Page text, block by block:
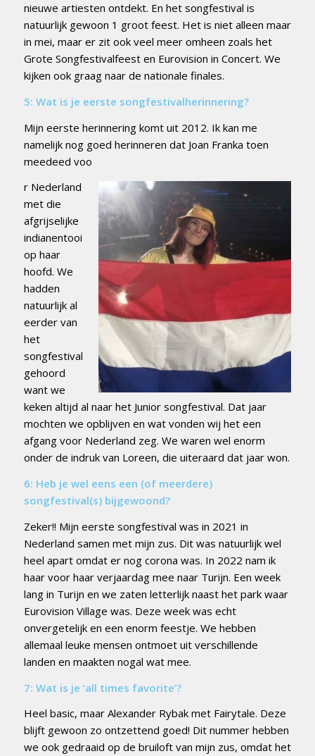
nieuwe artiesten ontdekt. En het songfestival is
natuurlijk gewoon 1 groot feest. Het is niet alleen maar
in mei, maar er zit ook veel meer omheen zoals het
Grote Songfestivalfeest en Eurovision in Concert. We
kijken ook graag naar de nationale finales.
5: Wat is je eerste songfestivalherinnering?
Mijn eerste herinnering komt uit 2012. Ik kan me
namelijk nog goed herinneren dat Joan Franka toen
meedeed voo
r Nederland
met die
afgrijselijke
indianentooi
op haar
hoofd. We
hadden
natuurlijk al
eerder van
het
songfestival
gehoord
want we
keken altijd al naar het Junior songfestival. Dat jaar
mochten we opblijven en wat vonden wij het een
afgang voor Nederland zeg. We waren wel enorm
onder de indruk van Loreen, die uiteraard dat jaar won.
6: Heb je wel eens een (of meerdere)
songfestival(s) bijgewoond?
Zeker!! Mijn eerste songfestival was in 2021 in
Nederland samen met mijn zus. Dit was natuurlijk wel
heel apart omdat er nog corona was. In 2022 nam ik
haar voor haar verjaardag mee naar Turijn. Een week
lang in Turijn en we zaten letterlijk naast het park waar
Eurovision Village was. Deze week was echt
onvergetelijk en een enorm feestje. We hebben
allemaal leuke mensen ontmoet uit verschillende
landen en maakten nogal wat mee.
7: Wat is je ‘all times favorite’?
Heel basic, maar Alexander Rybak met Fairytale. Deze
blijft gewoon zo ontzettend goed! Dit nummer hebben
we ook gedraaid op de bruiloft van mijn zus, omdat het